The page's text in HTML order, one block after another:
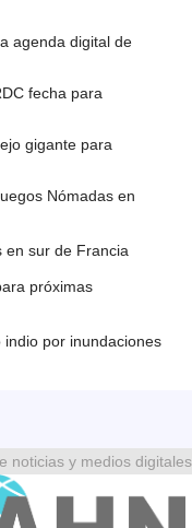
agenda digital de
fecha para
gigante para
Nómadas en
en sur de Francia
próximas
por inundaciones
noticias y medios digitales